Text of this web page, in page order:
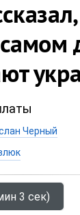
Черный
3 сек)